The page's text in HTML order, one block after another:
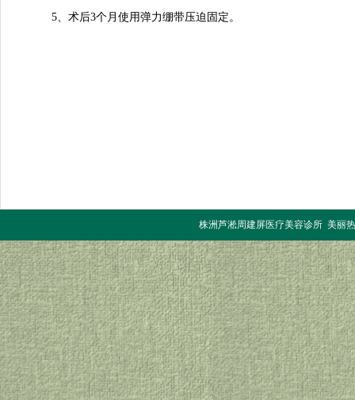
5、术后3个月使用弹力绷带压迫固定。
株洲芦淞周建屏医疗美容诊所 美丽